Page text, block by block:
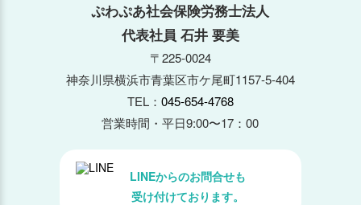
2025年10月
2025年8月
ぷわぷあ社会保険労務士法人
代表社員 石井 要美
〒225-0024
神奈川県横浜市青葉区市ケ尾町1157-5-404
TEL： 045-654-4768
営業時間・平日9:00〜17：00
LINEからのお問合せも
受け付けております。